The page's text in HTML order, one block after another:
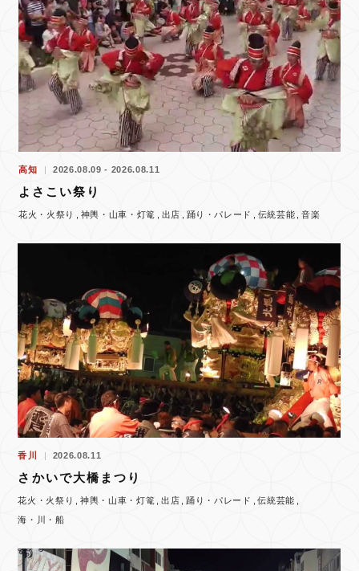
高知 2026.08.09 - 2026.08.11
よさこい祭り
花火・火祭り 神輿・山車・灯篭 出店 踊り・パレード 伝統芸能 音楽
香川 2026.08.11
さかいで大橋まつり
花火・火祭り 神輿・山車・灯篭 出店 踊り・パレード
伝統芸能
海・川・船